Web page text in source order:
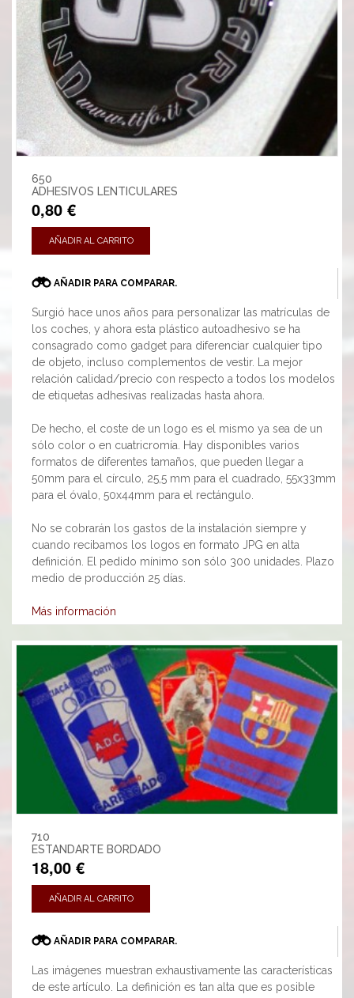
650
ADHESIVOS LENTICULARES
0,80 €
AÑADIR AL CARRITO
AÑADIR PARA COMPARAR.
Surgió hace unos años para personalizar las matrículas de
los coches, y ahora esta plástico autoadhesivo se ha
consagrado como gadget para diferenciar cualquier tipo
de objeto, incluso complementos de vestir. La mejor
relación calidad/precio con respecto a todos los modelos
de etiquetas adhesivas realizadas hasta ahora.
De hecho, el coste de un logo es el mismo ya sea de un
sólo color o en cuatricromía. Hay disponibles varios
formatos de diferentes tamaños, que pueden llegar a
50mm para el círculo, 25,5 mm para el cuadrado, 55x33mm
para el óvalo, 50x44mm para el rectángulo.
No se cobrarán los gastos de la instalación siempre y
cuando recibamos los logos en formato JPG en alta
definición. El pedido mínimo son sólo 300 unidades. Plazo
medio de producción 25 días.
Más información
710
ESTANDARTE BORDADO
18,00 €
AÑADIR AL CARRITO
AÑADIR PARA COMPARAR.
Las imágenes muestran exhaustivamente las características
de este artículo. La definición es tan alta que es posible